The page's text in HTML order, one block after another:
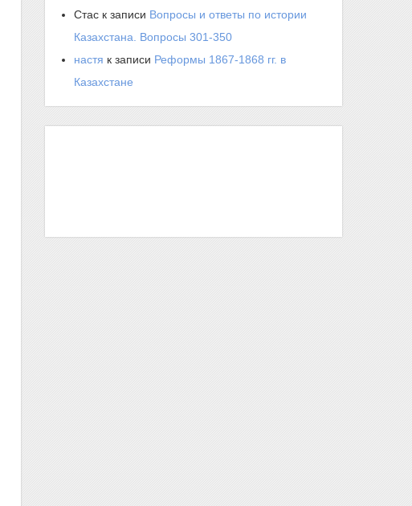
Стас к записи Вопросы и ответы по истории
Казахстана. Вопросы 301-350
настя к записи Реформы 1867-1868 гг. в
Казахстане